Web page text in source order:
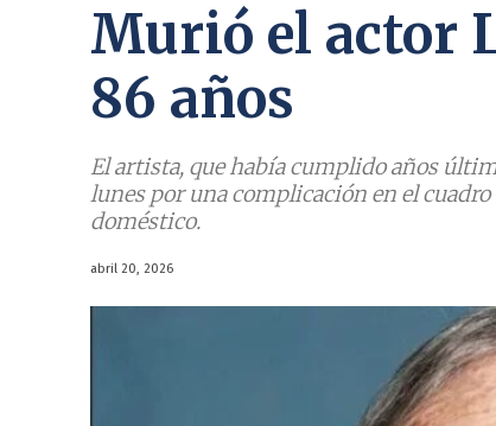
Murió el actor
86 años
El artista, que había cumplido años
lunes por una complicación en el
doméstico.
abril 20, 2026